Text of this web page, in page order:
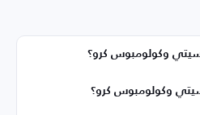
سيتي وكولومبوس كرو؟
سيتي وكولومبوس كرو؟